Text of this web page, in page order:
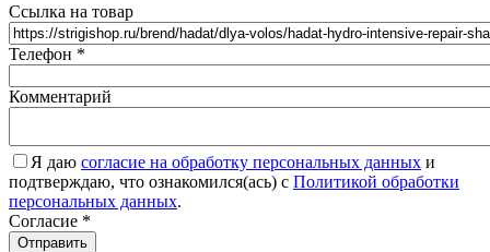
Ссылка на товар
Телефон *
Комментарий
Я даю согласие на обработку персональных данных и
подтверждаю, что ознакомился(ась) с Политикой обработки
персональных данных.
Согласие *
Отправить